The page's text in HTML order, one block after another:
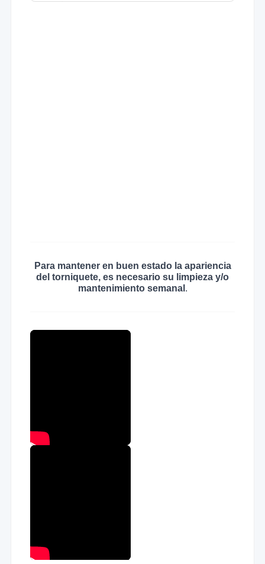
Para mantener en buen estado la apariencia
del torniquete, es necesario su limpieza y/o
mantenimiento semanal .